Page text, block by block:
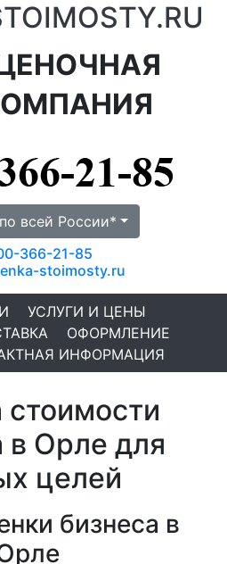
всей России*
366-21-85
stoimosty.ru
УСЛУГИ И ЦЕНЫ
ОФОРМЛЕНИЕ
ИНФОРМАЦИЯ
в Орле для
целей
бизнеса в